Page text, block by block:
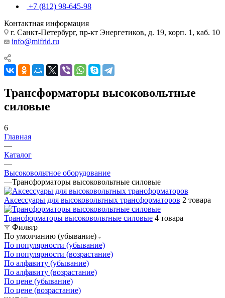
+7 (812) 98-645-98
Контактная информация
г. Санкт-Петербург, пр-кт Энергетиков, д. 19, корп. 1, каб. 10
info@mifrid.ru
Трансформаторы высоковольтные
силовые
6
Главная
—
Каталог
—
Высоковольтное оборудование
—Трансформаторы высоковольтные силовые
Аксессуары для высоковольтных трансформаторов 2 товара
Трансформаторы высоковольтные силовые 4 товара
Фильтр
По умолчанию (убывание)
По популярности (убывание)
По популярности (возрастание)
По алфавиту (убывание)
По алфавиту (возрастание)
По цене (убывание)
По цене (возрастание)